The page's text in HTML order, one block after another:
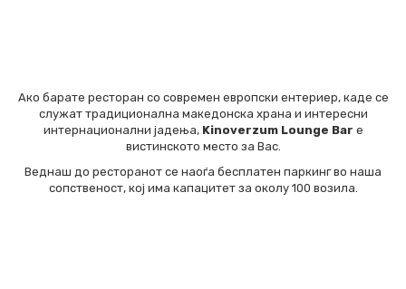
Ако барате ресторан со современ европски ентериер, каде се
служат традиционална македонска храна и интересни
интернационални јадења, Kinoverzum Lounge Bar е
вистинското место за Вас.
Веднаш до ресторанот се наоѓа бесплатен паркинг во наша
сопственост, кој има капацитет за околу 100 возила.